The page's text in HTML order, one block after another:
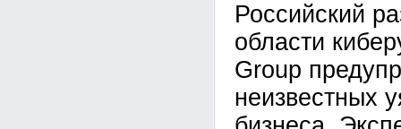
Российский
области
Group
неизвестных